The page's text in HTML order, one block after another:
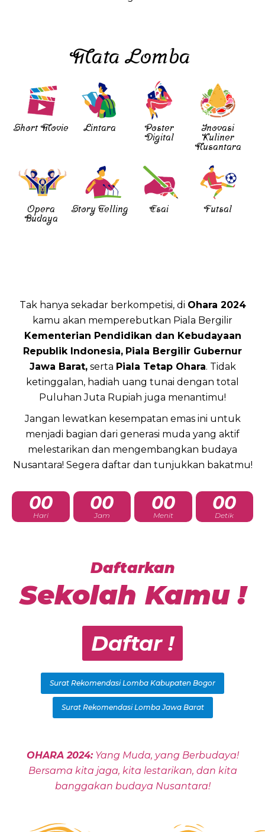
Mata Lomba
Short Movie Lintara
Poster
Digital
Inovasi
Kuliner
Nusantara
Opera
Budaya
Story Telling Esai Futsal
Tak hanya sekadar berkompetisi, di Ohara 2024
kamu akan memperebutkan Piala Bergilir
Kementerian Pendidikan dan Kebudayaan
Republik Indonesia, Piala Bergilir Gubernur
Jawa Barat,serta Piala Tetap Ohara. Tidak
ketinggalan, hadiah uang tunai dengan total
Puluhan Juta Rupiah juga menantimu!
Jangan lewatkan kesempatan emas ini untuk
menjadi bagian dari generasi muda yang aktif
melestarikan dan mengembangkan budaya
Nusantara! Segera daftar dan tunjukkan bakatmu!
00
Hari
00
Jam
00
Menit
00
Detik
Daftarkan
Sekolah Kamu !
Daftar !
Surat Rekomendasi Lomba Kabupaten Bogor
Surat Rekomendasi Lomba Jawa Barat
OHARA 2024:Yang Muda, yang Berbudaya!
Bersama kita jaga, kita lestarikan, dan kita
banggakan budaya Nusantara!